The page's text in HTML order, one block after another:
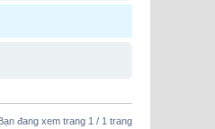
đang xem trang 1 / 1 trang